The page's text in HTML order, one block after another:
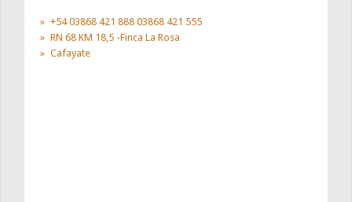
+54 03868 421 888 03868 421 555
RN 68 KM 18,5 -Finca La Rosa
Cafayate